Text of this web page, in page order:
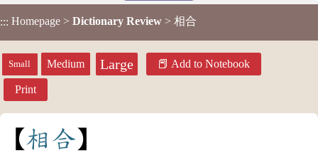
::: Homepage > Dictionary Review > 相合
Small Medium Large Add to Notebook
Print
相合